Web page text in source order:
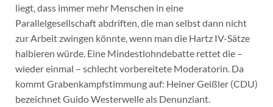
liegt, dass immer mehr Menschen in eine
Parallelgesellschaft abdriften, die man selbst dann nicht
zur Arbeit zwingen könnte, wenn man die Hartz IV-Sätze
halbieren würde. Eine Mindestlohndebatte rettet die –
wieder einmal – schlecht vorbereitete Moderatorin. Da
kommt Grabenkampfstimmung auf: Heiner Geißler (CDU)
bezeichnet Guido Westerwelle als Denunziant.